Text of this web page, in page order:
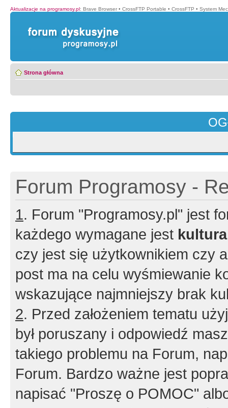
Aktualizacje na programosy.pl: Brave Browser • CrossFTP Portable • CrossFTP • System
Strona główna
Forum Programosy -
1. Forum "Programosy.pl" jest
każdego wymagane jest
czy jest się użytkownikiem czy
post ma na celu wyśmiewanie
wskazujące najmniejszy brak
2. Przed założeniem tematu
był poruszany i odpowiedź
takiego problemu na Forum,
Forum. Bardzo ważne jest
napisać "Proszę o POMOC"